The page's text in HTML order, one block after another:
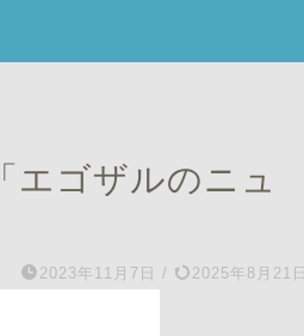
エゴザルのニュ
2023年11月7日 / 2025年8月21日